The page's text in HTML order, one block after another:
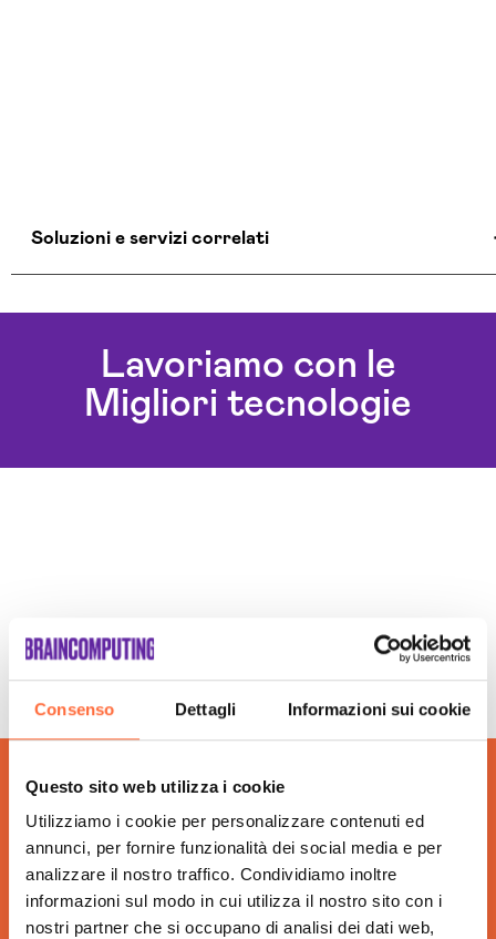
Consenso Dettagli Informazioni sui cookie
Questo sito web utilizza i cookie
Utilizziamo i cookie per personalizzare contenuti ed
annunci, per fornire funzionalità dei social media e per
analizzare il nostro traffico. Condividiamo inoltre
informazioni sul modo in cui utilizza il nostro sito con i
nostri partner che si occupano di analisi dei dati web,
Soluzioni e servizi correlati
Agenzia Creativa Trento
Agenzia Di Marketing Automation Trento
Agenzia Google Partner Trento
Agenzia Social Media Marketing Trento
Consulenza Seo Trento
Consulenza Web Marketing Trento
Gestione Social Media Trento
Realizzazione Siti Web Trento
Realizzazione Siti Wordpress Trento
Social Media Advertising Trento
Sviluppo Ecommerce Trento
Lavoriamo con le
Migliori tecnologie